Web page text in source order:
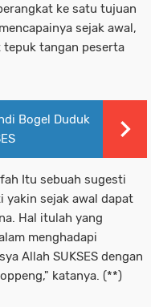
ke satu tujuan
sejak awal,
tepuk tangan peserta
Bogel Duduk
Itu sebuah sugesti
yakin sejak awal dapat
Hal itulah yang
menghadapi
Allah SUKSES dengan
katanya. (**)